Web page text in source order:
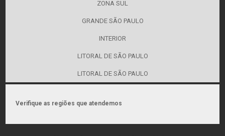
ZONA SUL
GRANDE SÃO PAULO
INTERIOR
LITORAL DE SÃO PAULO
LITORAL DE SÃO PAULO
Verifique as regiões que atendemos